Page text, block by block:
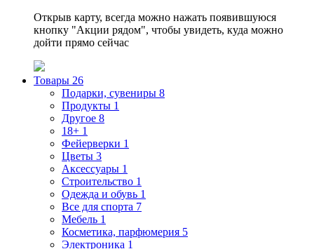
Открыв карту, всегда можно нажать появившуюся
кнопку "Акции рядом", чтобы увидеть, куда можно
дойти прямо сейчас
Товары 26
Подарки, сувениры 8
Продукты 1
Другое 8
18+ 1
Фейерверки 1
Цветы 3
Аксессуары 1
Строительство 1
Одежда и обувь 1
Все для спорта 7
Мебель 1
Косметика, парфюмерия 5
Электроника 1